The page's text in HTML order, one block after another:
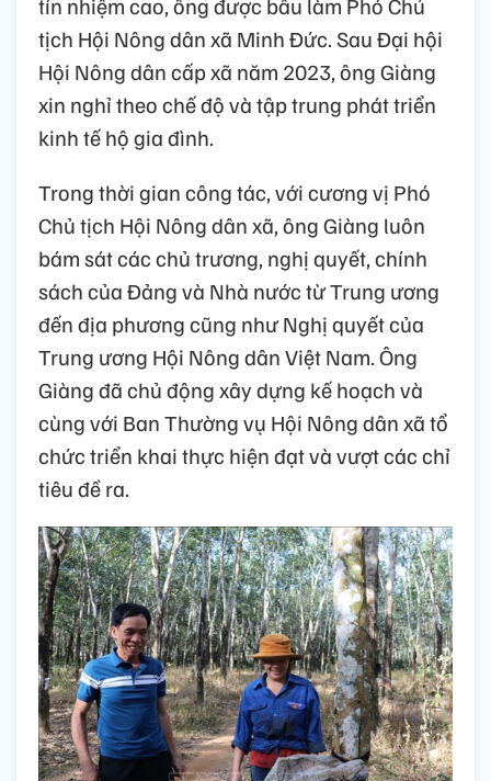
tịch Hội Nông dân xã Minh Đức. Sau Đại hội
Hội Nông dân cấp xã năm 2023, ông Giàng
xin nghỉ theo chế độ và tập trung phát triển
kinh tế hộ gia đình.
Trong thời gian công tác, với cương vị Phó
Chủ tịch Hội Nông dân xã, ông Giàng luôn
bám sát các chủ trương, nghị quyết, chính
sách của Đảng và Nhà nước từ Trung ương
đến địa phương cũng như Nghị quyết của
Trung ương Hội Nông dân Việt Nam. Ông
Giàng đã chủ động xây dựng kế hoạch và
cùng với Ban Thường vụ Hội Nông dân xã tổ
chức triển khai thực hiện đạt và vượt các chỉ
tiêu đề ra.